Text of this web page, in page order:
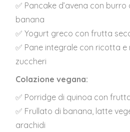
✅ Pancake d’avena con
banana
✅ Yogurt greco con frutta
✅ Pane integrale con ricotta
zuccheri
Colazione vegana:
✅ Porridge di quinoa con
✅ Frullato di banana, latte
arachidi